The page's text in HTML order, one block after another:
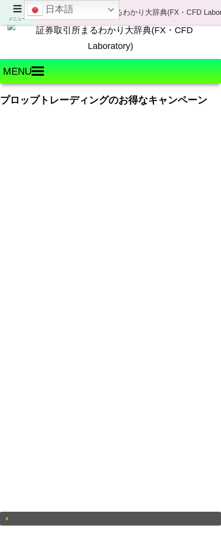
Welcome to FX・CFD Laboratory!
MENU
プロップトレーディングのお得なキャンペーン
メニュー
日本語